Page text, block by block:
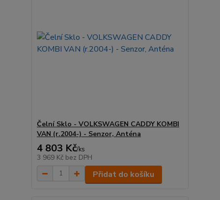
Čelní Sklo - VOLKSWAGEN CADDY KOMBI
VAN (r.2004-) - Senzor, Anténa
4 803 Kč/ks
3 969 Kč bez DPH
Přidat do košíku